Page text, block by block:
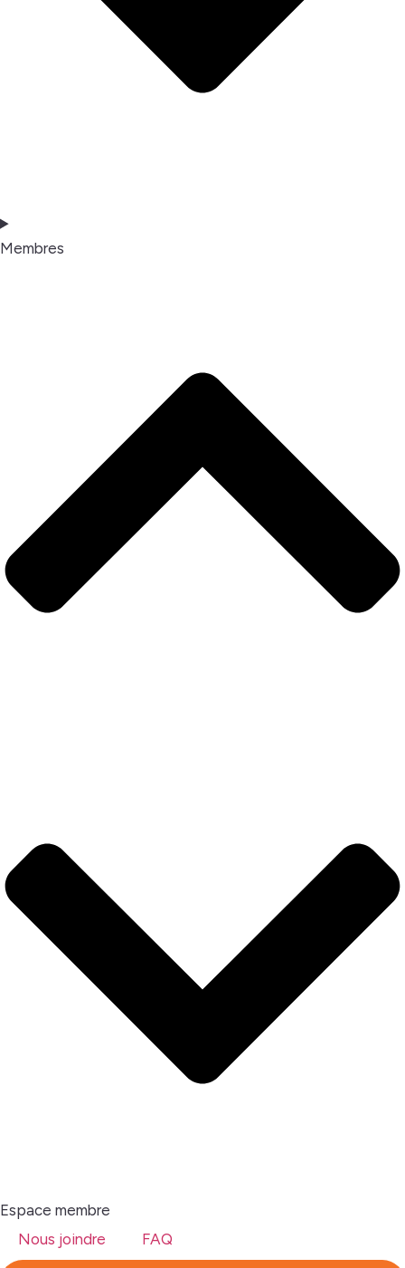
Membres
Espace membre
Nous joindre
FAQ